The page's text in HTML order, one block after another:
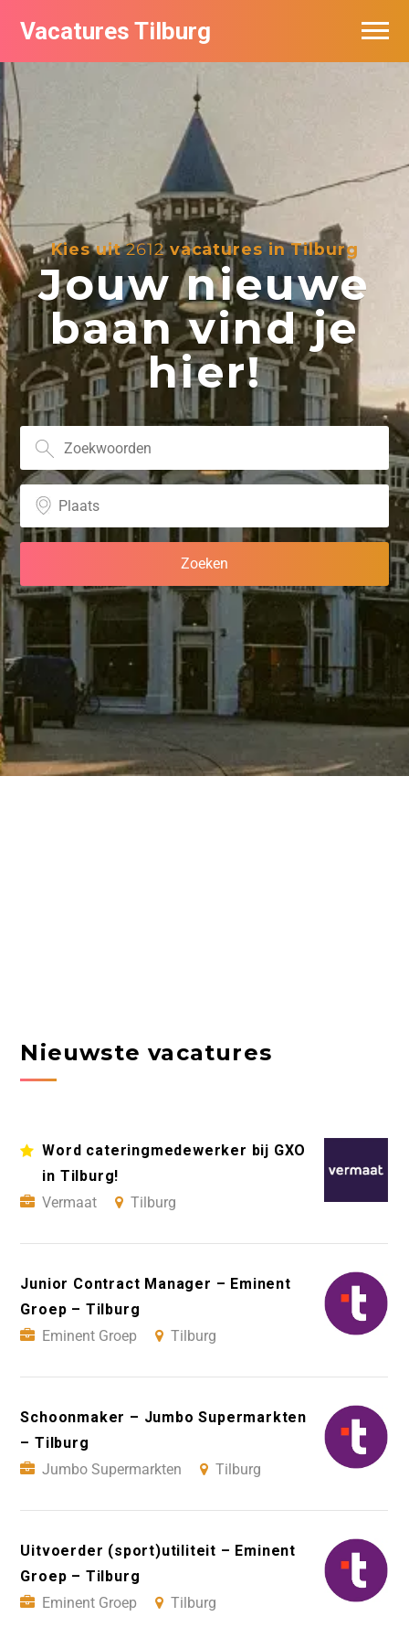
Vacatures Tilburg
Kies uit2612vacatures in Tilburg
Jouw nieuwe
baan vind je
hier!
Nieuwste vacatures
Word cateringmedewerker bij GXO
in Tilburg!
Vermaat
Tilburg
Junior Contract Manager – Eminent
Groep – Tilburg
Eminent Groep
Tilburg
Schoonmaker – Jumbo Supermarkten
– Tilburg
Jumbo Supermarkten
Tilburg
Uitvoerder (sport)utiliteit – Eminent
Groep – Tilburg
Eminent Groep
Tilburg
Vacatures per bedrijf
De populairste vacatures in Tilburg